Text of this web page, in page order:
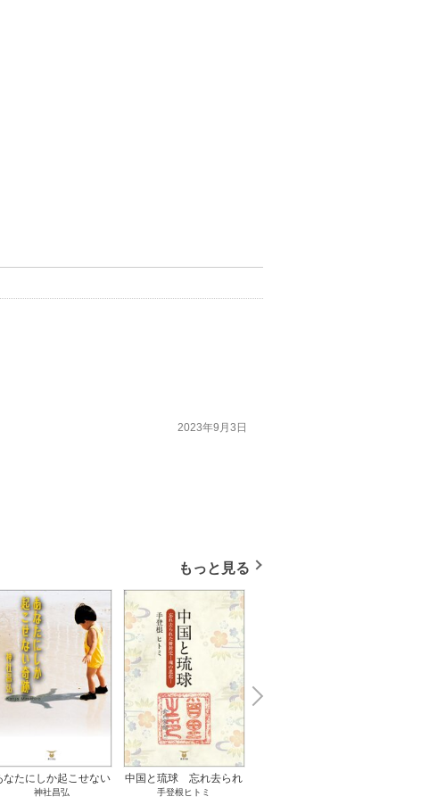
2023年9月3日
もっと見る
なたにしか起こせない
奇跡 1巻
神社昌弘
中国と琉球 忘れ去られ
た冊封史―魂の進化― 1
手登根ヒトミ
N
e
x
t